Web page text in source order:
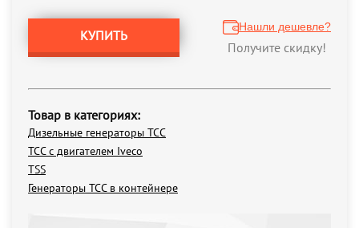
КУПИТЬ
Нашли дешевле?
Получите скидку!
Товар в категориях:
Дизельные генераторы ТСС
ТСС с двигателем Iveco
TSS
Генераторы ТСС в контейнере